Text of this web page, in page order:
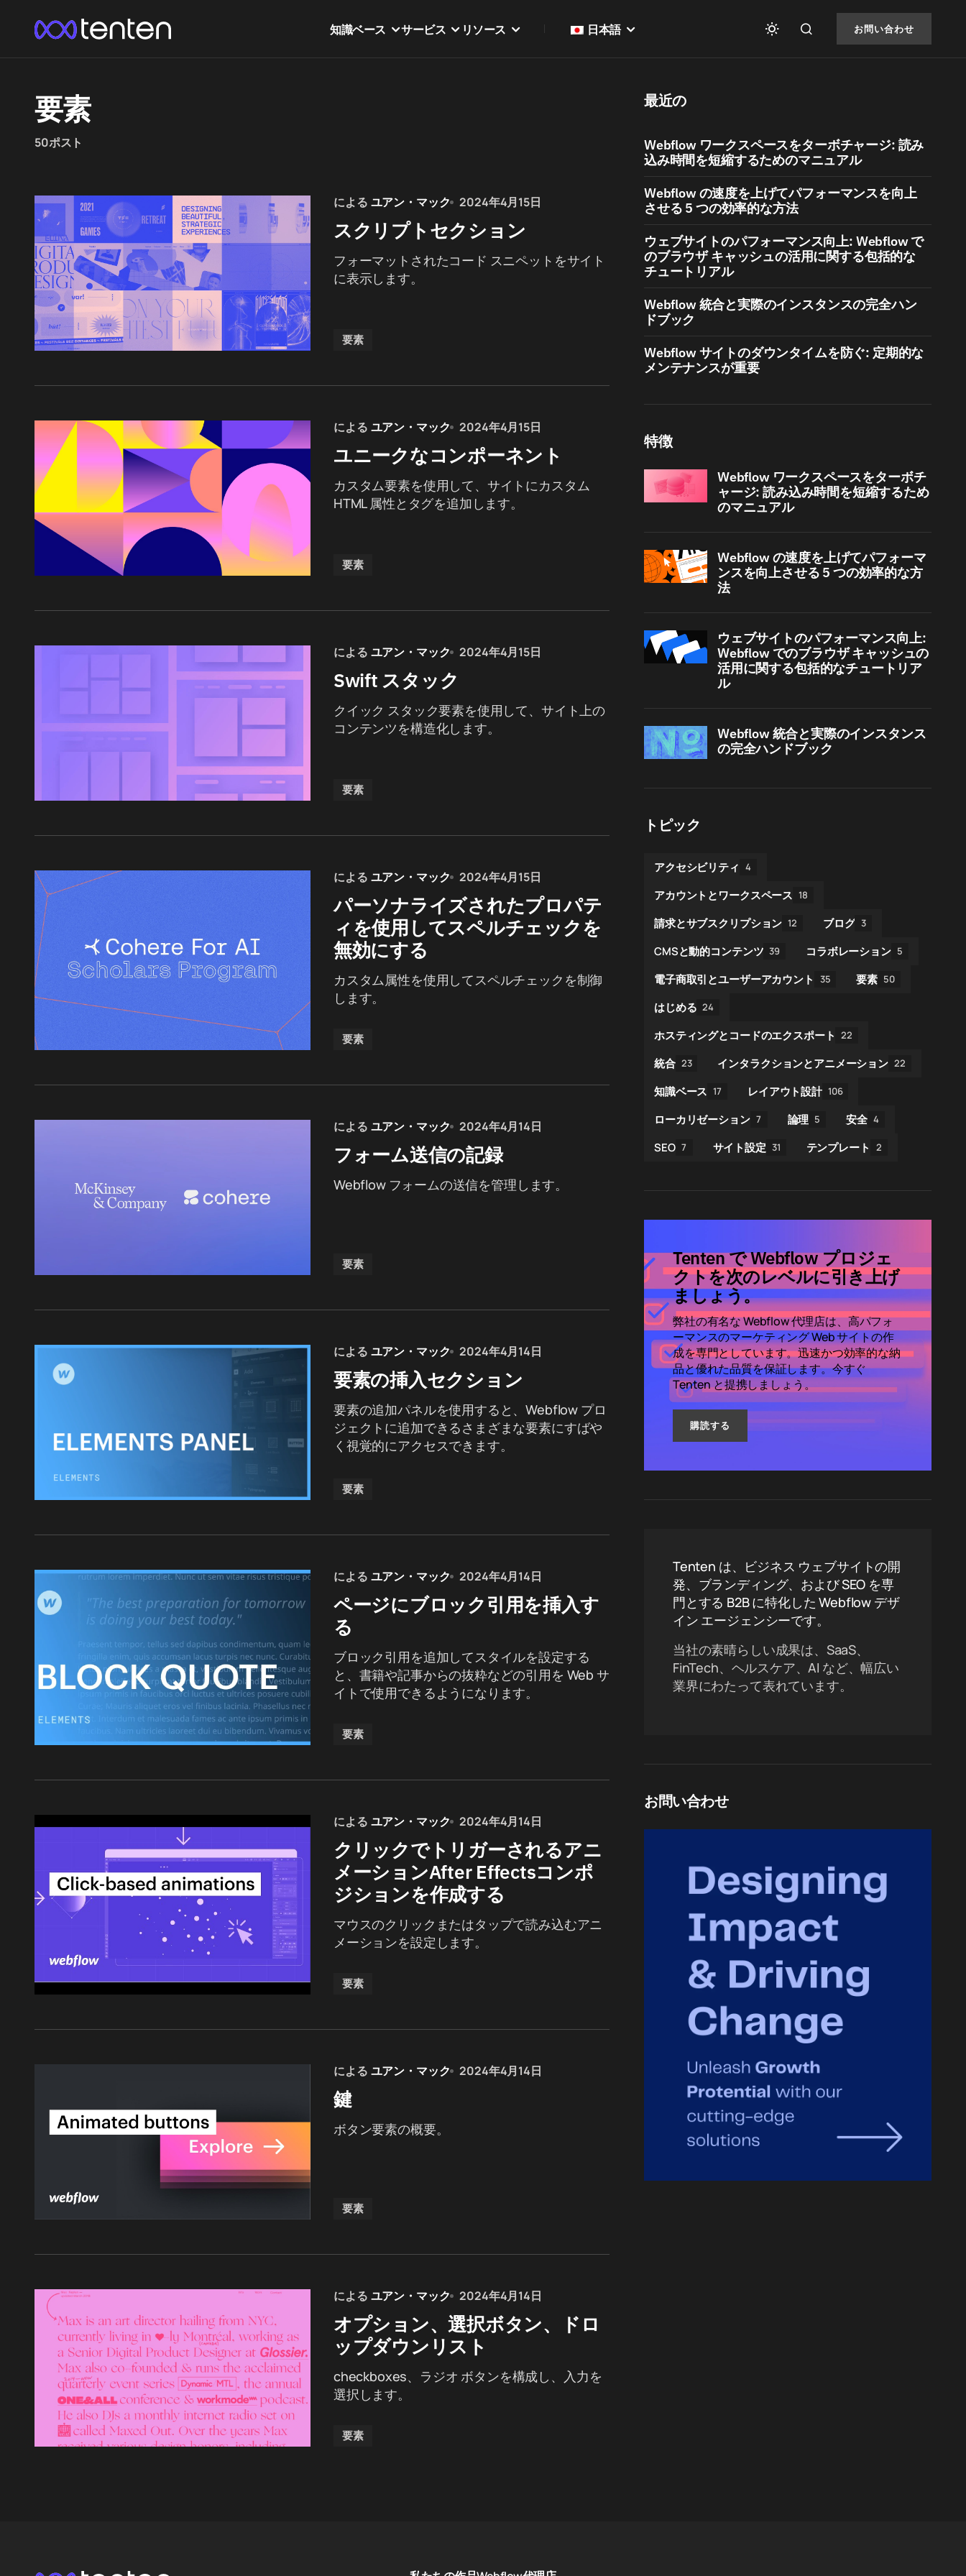
知識ベース サービス リソース 日本語 お問い合わせ
要素
50ポスト
による ユアン・マック 2024年4月15日
スクリプトセクション
フォーマットされたコード スニペットをサイト
に表示します。
要素
による ユアン・マック 2024年4月15日
ユニークなコンポーネント
カスタム要素を使用して、サイトにカスタム
HTML 属性とタグを追加します。
要素
による ユアン・マック 2024年4月15日
Swift スタック
クイック スタック要素を使用して、サイト上の
コンテンツを構造化します。
要素
による ユアン・マック 2024年4月15日
パーソナライズされたプロパテ
ィを使用してスペルチェックを
無効にする
カスタム属性を使用してスペルチェックを制御
します。
要素
による ユアン・マック 2024年4月14日
フォーム送信の記録
Webflow フォームの送信を管理します。
要素
による ユアン・マック 2024年4月14日
要素の挿入セクション
要素の追加パネルを使用すると、Webflow プロ
ジェクトに追加できるさまざまな要素にすばや
く視覚的にアクセスできます。
要素
による ユアン・マック 2024年4月14日
ページにブロック引用を挿入す
る
ブロック引用を追加してスタイルを設定する
と、書籍や記事からの抜粋などの引用を Web サ
イトで使用できるようになります。
要素
による ユアン・マック 2024年4月14日
クリックでトリガーされるアニ
メーションAfter Effectsコンポ
ジションを作成する
マウスのクリックまたはタップで読み込むアニ
メーションを設定します。
要素
による ユアン・マック 2024年4月14日
鍵
ボタン要素の概要。
要素
による ユアン・マック 2024年4月14日
オプション、選択ボタン、ドロ
ップダウンリスト
checkboxes、ラジオ ボタンを構成し、入力を
選択します。
要素
最近の
Webflow ワークスペースをターボチャージ: 読み
込み時間を短縮するためのマニュアル
Webflow の速度を上げてパフォーマンスを向上
させる 5 つの効率的な方法
ウェブサイトのパフォーマンス向上: Webflow で
のブラウザ キャッシュの活用に関する包括的な
チュートリアル
Webflow 統合と実際のインスタンスの完全ハン
ドブック
Webflow サイトのダウンタイムを防ぐ: 定期的な
メンテナンスが重要
特徴
Webflow ワークスペースをターボチ
ャージ: 読み込み時間を短縮するため
のマニュアル
Webflow の速度を上げてパフォーマ
ンスを向上させる 5 つの効率的な方
法
ウェブサイトのパフォーマンス向上:
Webflow でのブラウザ キャッシュの
活用に関する包括的なチュートリア
ル
Webflow 統合と実際のインスタンス
の完全ハンドブック
トピック
アクセシビリティ 4
アカウントとワークスペース 18
請求とサブスクリプション 12 ブログ 3
CMSと動的コンテンツ 39 コラボレーション 5
電子商取引とユーザーアカウント 35 要素 50
はじめる 24
ホスティングとコードのエクスポート 22
統合 23 インタラクションとアニメーション 22
知識ベース 17 レイアウト設計 106
ローカリゼーション 7 論理 5 安全 4
SEO 7 サイト設定 31 テンプレート 2
Tenten で Webflow プロジェ
クトを次のレベルに引き上げ
ましょう。
弊社の有名な Webflow 代理店は、高パフォ
ーマンスのマーケティング Web サイトの作
成を専門としています。迅速かつ効率的な納
品と優れた品質を保証します。今すぐ
Tenten と提携しましょう。
購読する
Tenten は、ビジネス ウェブサイトの開
発、ブランディング、および SEO を専
門とする B2B に特化した Webflow デザ
イン エージェンシーです。
当社の素晴らしい成果は、SaaS、
FinTech、ヘルスケア、AI など、幅広い
業界にわたって表れています。
お問い合わせ